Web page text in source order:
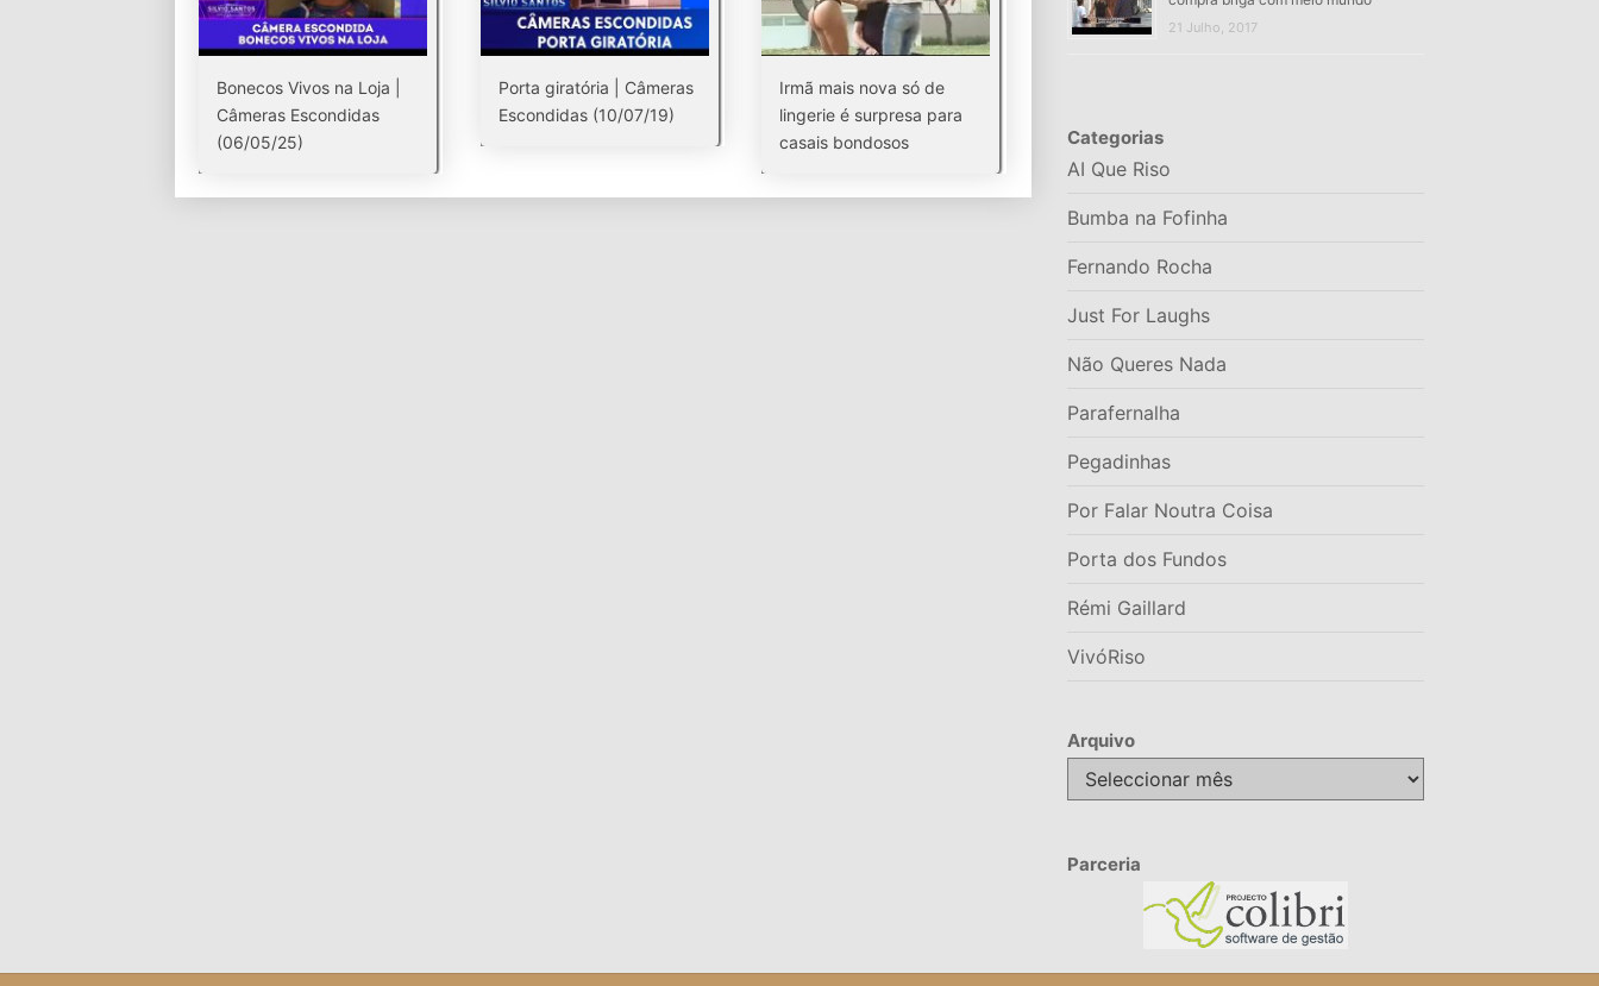
Bonecos Vivos na Loja |
Câmeras Escondidas
(06/05/25)
Porta giratória | Câmeras
Escondidas (10/07/19)
Irmã mais nova só de
lingerie é surpresa para
casais bondosos
21 Julho, 2017
Categorias
AI Que Riso
Bumba na Fofinha
Fernando Rocha
Just For Laughs
Não Queres Nada
Parafernalha
Pegadinhas
Por Falar Noutra Coisa
Porta dos Fundos
Rémi Gaillard
VivóRiso
Arquivo
Arquivo
Parceria